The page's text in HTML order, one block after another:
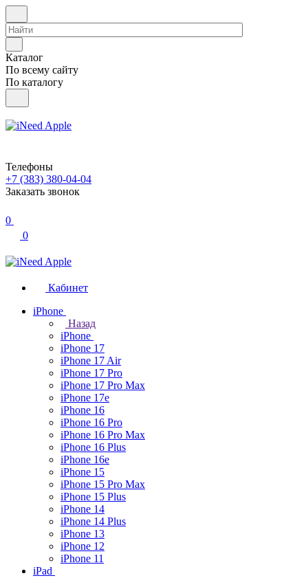
Каталог
По всему сайту
По каталогу
Телефоны
+7 (383) 380-04-04
Заказать звонок
0
0
Кабинет
iPhone
Назад
iPhone
iPhone 17
iPhone 17 Air
iPhone 17 Pro
iPhone 17 Pro Max
iPhone 17e
iPhone 16
iPhone 16 Pro
iPhone 16 Pro Max
iPhone 16 Plus
iPhone 16e
iPhone 15
iPhone 15 Pro Max
iPhone 15 Plus
iPhone 14
iPhone 14 Plus
iPhone 13
iPhone 12
iPhone 11
iPad